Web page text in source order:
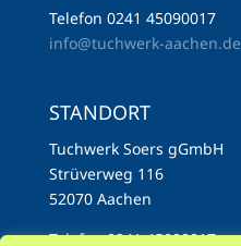
Telefon 0241 45090017
info@tuchwerk-aachen.de
STANDORT
Tuchwerk Soers gGmbH
Strüverweg 116
52070 Aachen
Telefon 0241 45090017